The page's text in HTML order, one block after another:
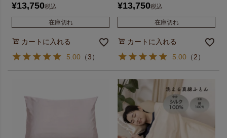
¥13,750税込
在庫切れ
カートに入れる
5.00 （3）
¥13,750税込
在庫切れ
カートに入れる
5.00 （2）